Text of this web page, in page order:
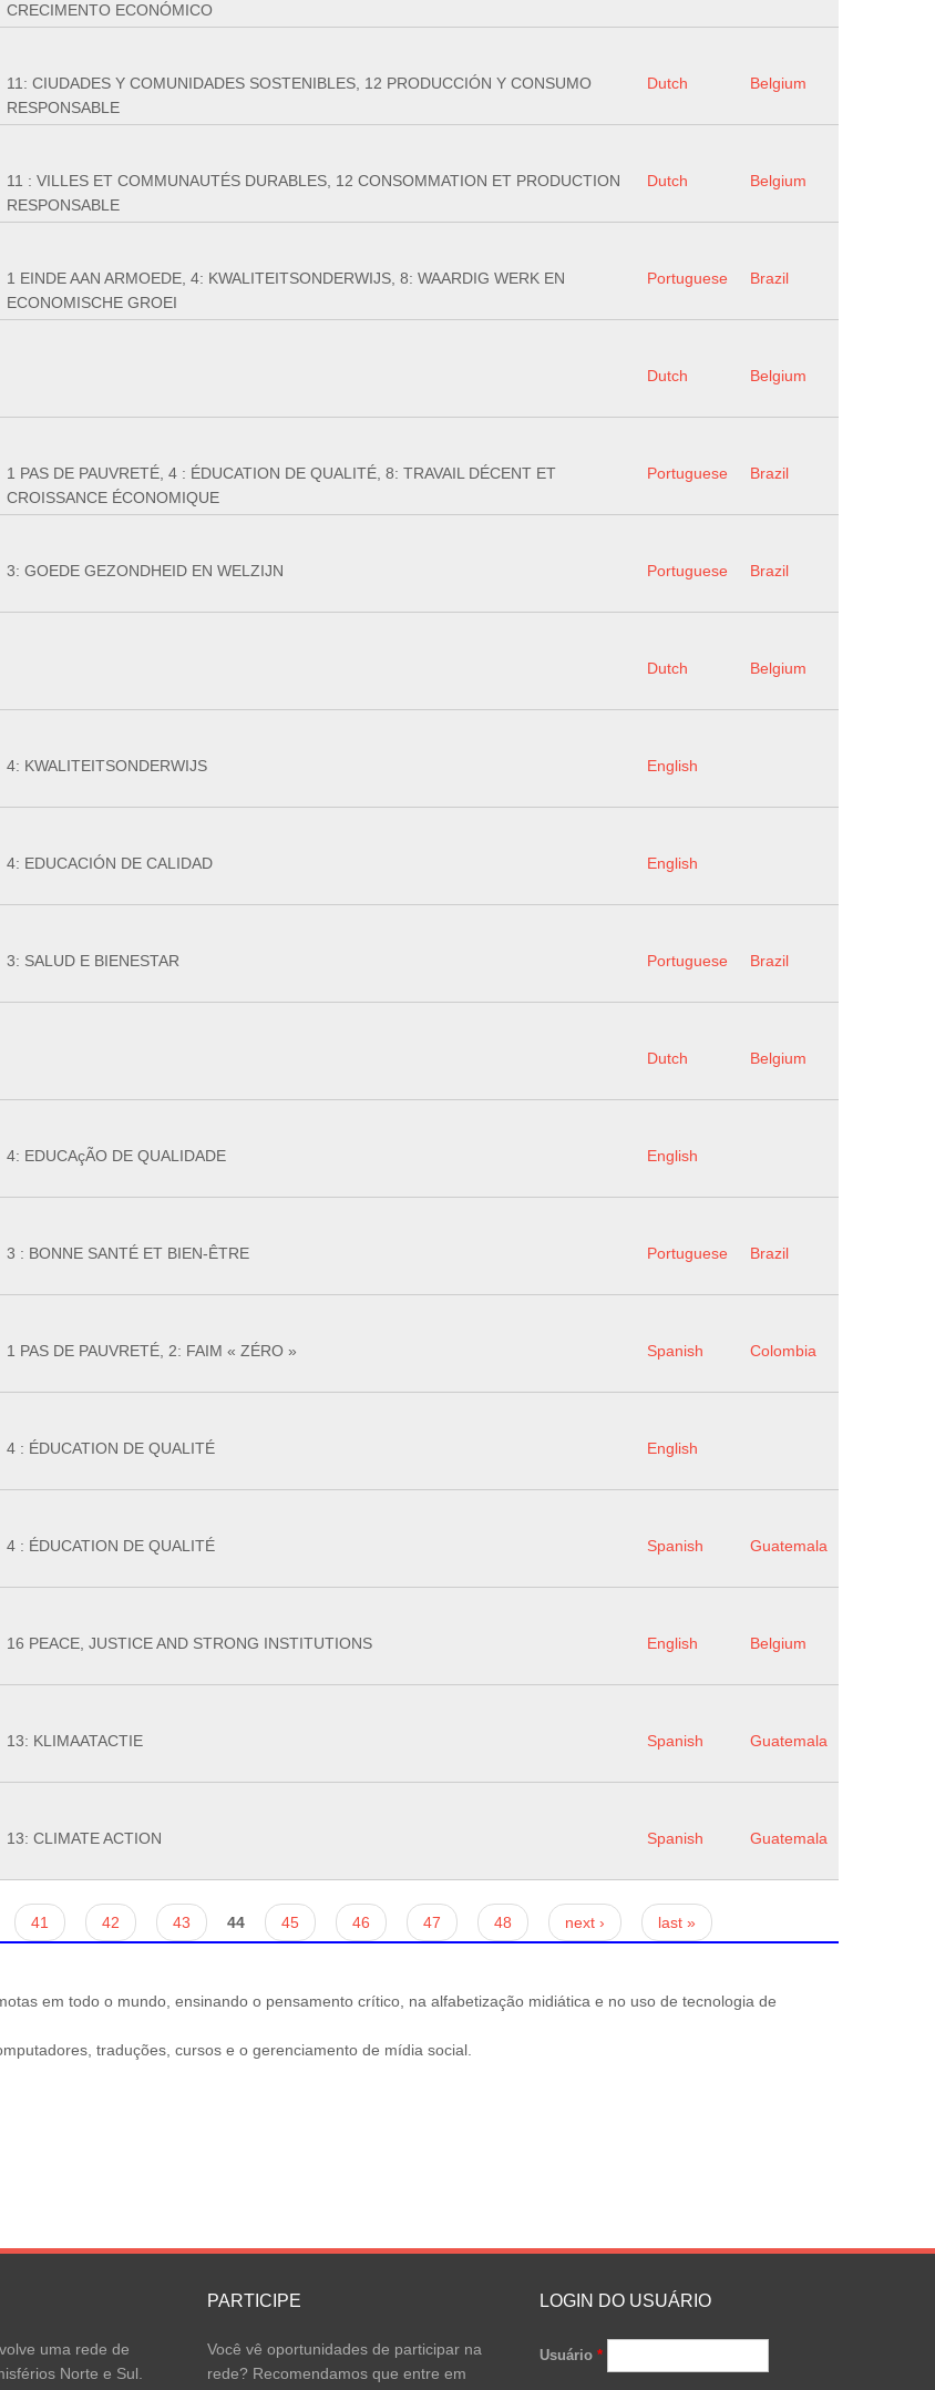
CRECIMENTO ECONÓMICO
11: CIUDADES Y COMUNIDADES SOSTENIBLES, 12 PRODUCCIÓN Y CONSUMO
RESPONSABLE
Dutch Belgium
11 : VILLES ET COMMUNAUTÉS DURABLES, 12 CONSOMMATION ET PRODUCTION
RESPONSABLE
Dutch Belgium
1 EINDE AAN ARMOEDE, 4: KWALITEITSONDERWIJS, 8: WAARDIG WERK EN
ECONOMISCHE GROEI
Portuguese Brazil
Dutch Belgium
1 PAS DE PAUVRETÉ, 4 : ÉDUCATION DE QUALITÉ, 8: TRAVAIL DÉCENT ET
CROISSANCE ÉCONOMIQUE
Portuguese Brazil
3: GOEDE GEZONDHEID EN WELZIJN Portuguese Brazil
Dutch Belgium
4: KWALITEITSONDERWIJS English
4: EDUCACIÓN DE CALIDAD English
3: SALUD E BIENESTAR Portuguese Brazil
Dutch Belgium
4: EDUCAçÃO DE QUALIDADE English
3 : BONNE SANTÉ ET BIEN-ÊTRE Portuguese Brazil
1 PAS DE PAUVRETÉ, 2: FAIM « ZÉRO » Spanish Colombia
4 : ÉDUCATION DE QUALITÉ English
4 : ÉDUCATION DE QUALITÉ Spanish Guatemala
16 PEACE, JUSTICE AND STRONG INSTITUTIONS English Belgium
13: KLIMAATACTIE Spanish Guatemala
13: CLIMATE ACTION Spanish Guatemala
41 42 43 44 45 46 47 48 next › last »
em todo o mundo, ensinando o pensamento crítico, na alfabetização midiática e no uso de tecnologia de
traduções, cursos e o gerenciamento de mídia social.
uma rede de
Norte e Sul.
PARTICIPE
Você vê oportunidades de participar na
rede? Recomendamos que entre em
LOGIN DO USUÁRIO
Usuário *